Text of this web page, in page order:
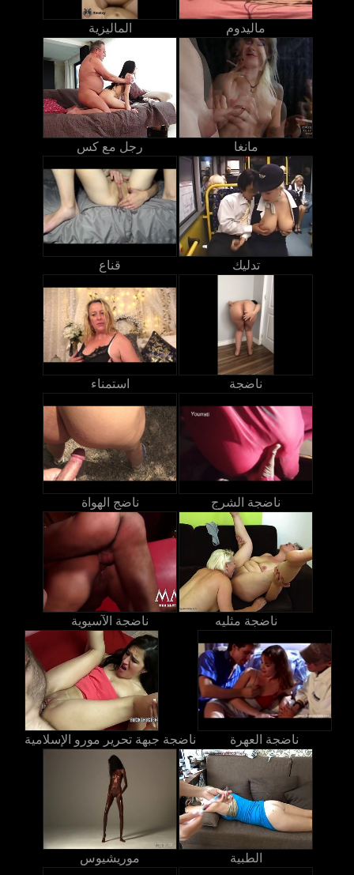
الماليزية ماليدوم
رجل مع كس مانغا
قناع تدليك
استمناء ناضجة
ناضج الهواة ناضجة الشرج
ناضجة الآسيوية ناضجة مثليه
ناضجة جبهة تحرير مورو الإسلامية ناضجة العهرة
موريشيوس الطبية